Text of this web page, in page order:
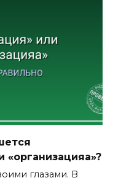
«организацияа»?
глазами. В